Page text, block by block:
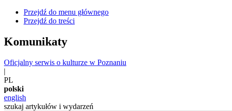
Przejdź do menu głównego
Przejdź do treści
Komunikaty
Oficjalny serwis o kulturze w Poznaniu
|
PL
polski
english
szukaj artykułów i wydarzeń